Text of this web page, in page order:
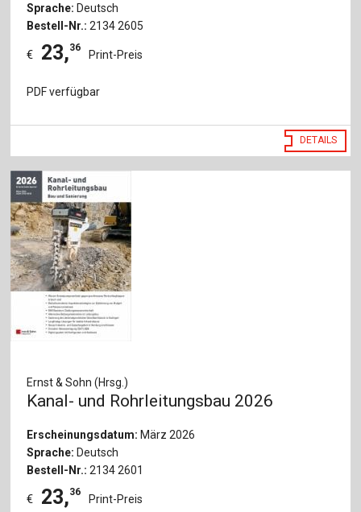
Sprache: Deutsch
Bestell-Nr.: 2134 2605
€ 23,36
Print-Preis
PDF verfügbar
DETAILS
Ernst & Sohn (Hrsg.)
Kanal- und Rohrleitungsbau 2026
Erscheinungsdatum: März 2026
Sprache: Deutsch
Bestell-Nr.: 2134 2601
€ 23,36
Print-Preis